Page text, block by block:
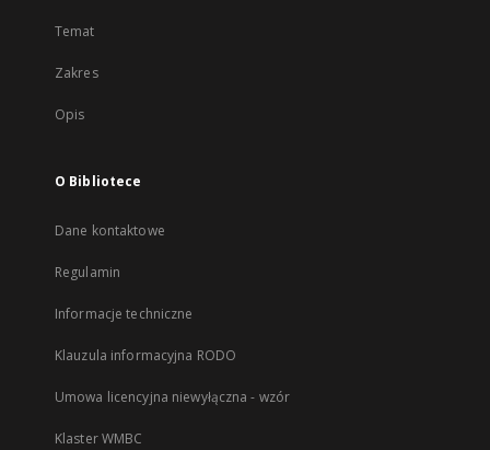
Temat
Zakres
Opis
O Bibliotece
Dane kontaktowe
Regulamin
Informacje techniczne
Klauzula informacyjna RODO
Umowa licencyjna niewyłączna - wzór
Klaster WMBC